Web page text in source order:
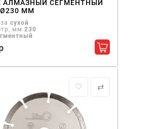
АЛМАЗНЫЙ СЕГМЕНТНЫЙ
Ø230 ММ
сухой
мм 230
Добавить в
♡ ⇄